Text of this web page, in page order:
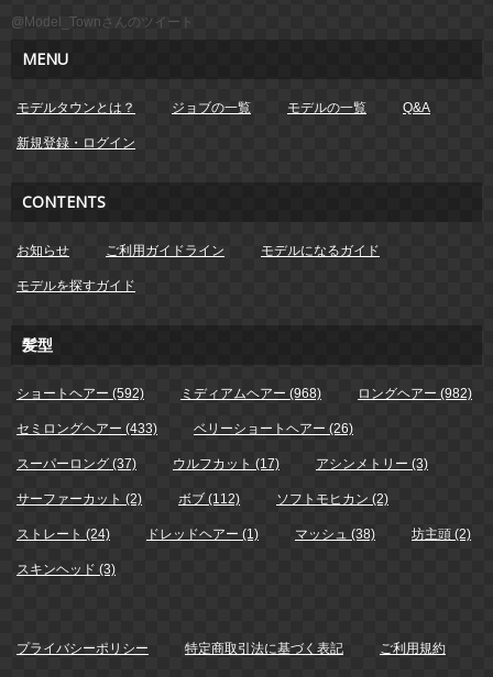
@Model_Townさんのツイート
MENU
モデルタウンとは？ ジョブの一覧 モデルの一覧 Q&A
新規登録・ログイン
CONTENTS
お知らせ ご利用ガイドライン モデルになるガイド
モデルを探すガイド
髪型
ショートヘアー (592) ミディアムヘアー (968) ロングヘアー (982)
セミロングヘアー (433) ベリーショートヘアー (26)
スーパーロング (37) ウルフカット (17) アシンメトリー (3)
サーファーカット (2) ボブ (112) ソフトモヒカン (2)
ストレート (24) ドレッドヘアー (1) マッシュ (38) 坊主頭 (2)
スキンヘッド (3)
プライバシーポリシー 特定商取引法に基づく表記 ご利用規約